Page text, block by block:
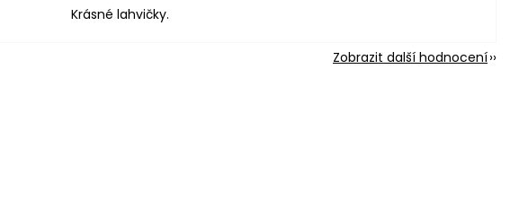
Krásné lahvičky.
Zobrazit další hodnocení